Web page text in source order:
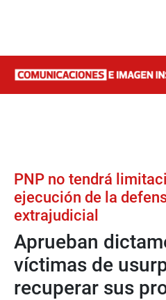
PNP no tendrá
ejecución de la
extrajudicial
Aprueban
víctimas de
recuperar sus